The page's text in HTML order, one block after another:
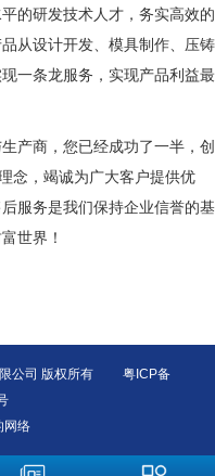
的研发技术人才，务实高效的
从设计开发、模具制作、压铸
一条龙服务，实现产品利益最
产商，您已经成功了一半，创
念，竭诚为广大客户提供优
服务是我们保持企业信誉的基
世界！
限公司 版权所有 粤ICP备
网络